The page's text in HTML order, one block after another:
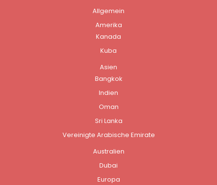
Allgemein
Amerika
Kanada
Kuba
Asien
Bangkok
Indien
Oman
Sri Lanka
Vereinigte Arabische Emirate
Australien
Dubai
Europa